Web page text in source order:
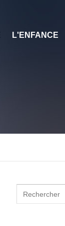
L'ENFANCE